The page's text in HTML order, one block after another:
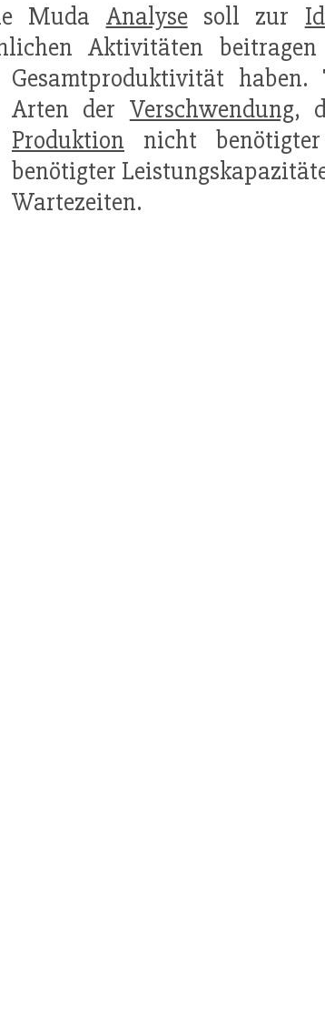
Muda Analysesoll zur
Aktivitäten
Gesamtproduktivität
Arten der Verschwendung,
Produktion nicht
benötigter
Wartezeiten.